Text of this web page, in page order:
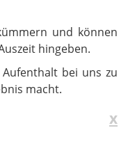
und können
hingeben.
bei uns zu
macht.
x